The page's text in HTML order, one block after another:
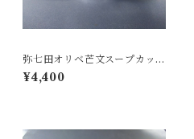
弥七田オリベ芒文スープカッ
プ
¥4,400